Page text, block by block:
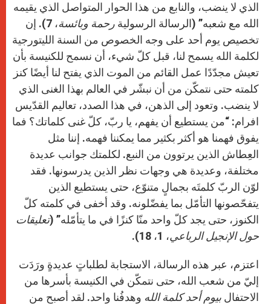
الذي لا ينضب، والنابع من هذا الحوار المتواصل الذي يقيمه
الله مع شعبه” (الرسالة الرسولية رحمة وبائسة
، 7). إن
تخصيص يوم أحد على وجه الخصوص من السنة الليتورجية
لكلمة الله يسمح لنا، قبل كلّ شيء، أن نسمح للكنيسة بأن
تعيش مجدّدًا عمل القائم من الموت الذي يفتح لنا أيضًا كنز
كلمته حتى نتمكّن من أن نبشّر في العالم بهذا الغنى الذي
لا ينضب. وتعود إلى الذهن، في هذا الصدد، تعاليم القدّيس
افرام: “من يستطيع أن يفهم، يا ربّ، كلّ غنى كلماتك؟ فما
يفوق فهمنا هو أكثر بكثير مما يمكننا فهمه. إننا مثل
العِطاش الذين يرتوون من النبع. لكلمتك جوانب عديدة
مختلفة، وعديدة هي وجهات نظر الذين يدرسونها. فقد
لوّن الربّ كلمتَه بجمالٍ متنوّع، حتى يستطيع الذين
يتفحّصونها التأمّل بما يفضّلونه. وقد أخفى في كلمته كلّ
الكنوز، حتى يجد كلّ واحد منّا كنزًا في ما يتأمّله” (تعليقات
حول الإنجيل الرباعي، 1، 18).
اعتزم، عبر هذه الرسالة، الاستجابة لطلباتٍ عديدةٍ ورَدَت
إليّ من شعب الله، حتى نتمكّن في الكنيسة بأسرها من
الاحتفال بيوم أحد كلمة الله وهدفُنا واحد. لقد أصبح من